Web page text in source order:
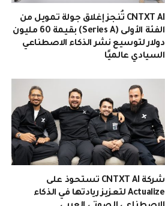
CNTXT AI تُنجز إغلاق جولة تمويل من
الفئة الأولى (Series A) بقيمة 60 مليون
دولار لتوسيع نشر الذكاء الاصطناعي
السيادي عالميًا
شركة CNTXT AI تستحوذ على
Actualize لتعزيز ريادتها في الذكاء